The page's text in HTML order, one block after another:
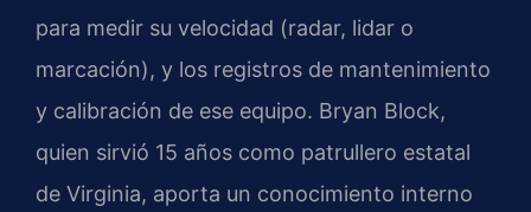
para medir su velocidad (radar, lidar o
marcación), y los registros de mantenimiento
y calibración de ese equipo. Bryan Block,
quien sirvió 15 años como patrullero estatal
de Virginia, aporta un conocimiento interno